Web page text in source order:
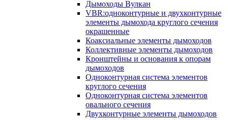
Дымоходы Вулкан
VBR:одноконтурные и двухконтурные
элементы дымохода круглого сечения
окрашенные
Коаксиальные элементы дымоходов
Коллективные элементы дымоходов
Кронштейны и основания к опорам
дымоходов
Одноконтурная система элементов
круглого сечения
Одноконтурная система элементов
овального сечения
Двухконтурные элементы дымоходов